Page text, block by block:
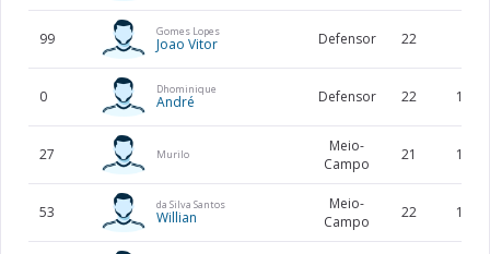
99 Gomes Lopes
Joao Vitor Defensor 22
0 Dhominique
André Defensor 22 178
27 Murilo
Meio-
Campo
21 177
53 da Silva Santos
Willian
Meio-
Campo
22 189